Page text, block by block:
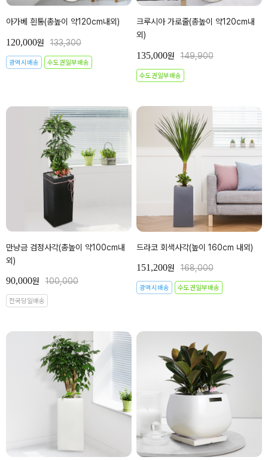
아가베 흰통(총높이 약120cm내외)
120,000원 133,300
광역시배송 수도권일부배송
크루시아 가로줄(총높이 약120cm내
외)
135,000원 149,900
수도권일부배송
만냥금 검정사각(총높이 약100cm내
외)
90,000원 100,000
전국당일배송
드라코 회색사각(높이 160cm 내외)
151,200원 168,000
광역시배송 수도권일부배송